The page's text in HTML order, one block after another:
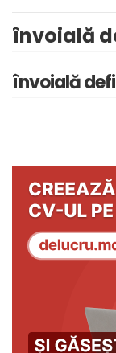
învoială
învoială